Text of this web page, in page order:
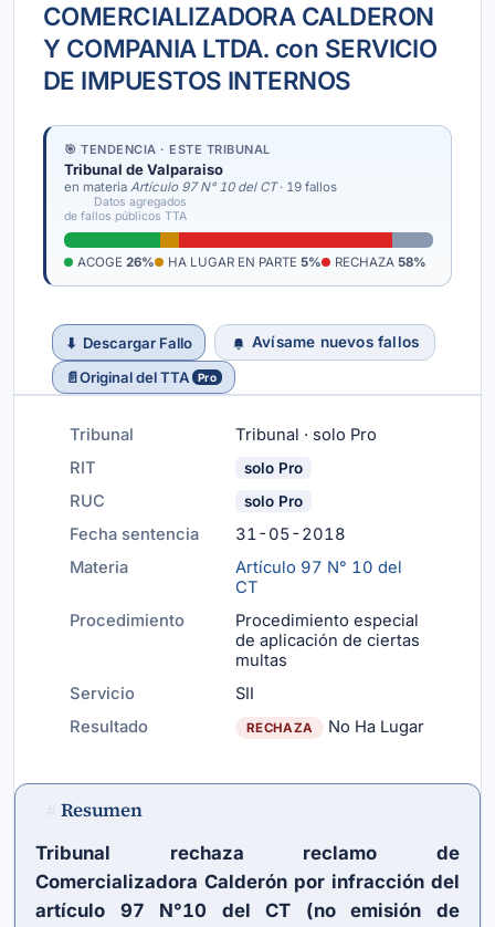
COMERCIALIZADORA CALDERON
Y COMPANIA LTDA. con SERVICIO
DE IMPUESTOS INTERNOS
🎯 TENDENCIA · ESTE TRIBUNAL
Tribunal de Valparaiso
en materia Artículo 97 N° 10 del CT· 19 fallos
Datos agregados
de fallos públicos TTA
ACOGE 26% HA LUGAR EN PARTE 5% RECHAZA 58%
⬇ Descargar Fallo
Avísame nuevos fallos
📄Original del TTA Pro
Tribunal
Tribunal · solo Pro
RIT
solo Pro
RUC solo Pro
Fecha sentencia
31-05-2018
Materia
Artículo 97 N° 10 del
CT
Procedimiento
Procedimiento especial
de aplicación de ciertas
multas
Servicio
SII
Resultado
RECHAZA No Ha Lugar
Resumen
Tribunal rechaza reclamo de
Comercializadora Calderón por infracción del
artículo 97 N°10 del CT (no emisión de